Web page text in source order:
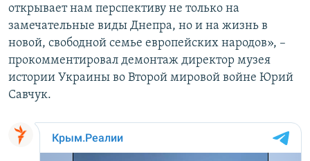
открывает нам перспективу не только на
замечательные виды Днепра, но и на жизнь в
новой, свободной семье европейских народов», –
прокомментировал демонтаж директор музея
истории Украины во Второй мировой войне Юрий
Савчук.